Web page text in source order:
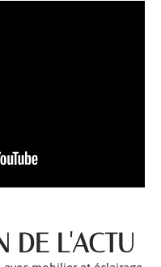
DE L'ACTU